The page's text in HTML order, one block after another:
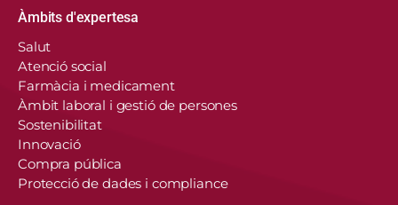
Àmbits d'expertesa
Salut
Atenció social
Farmàcia i medicament
Àmbit laboral i gestió de persones
Sostenibilitat
Innovació
Compra pública
Protecció de dades i compliance